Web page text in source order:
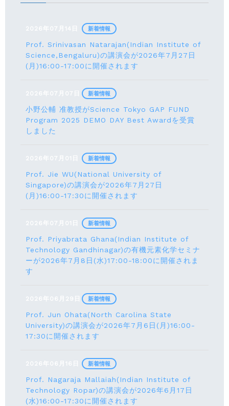
2026年07月14日
Prof. Srinivasan Natarajan(Indian Institute of
Science,Bengaluru)の講演会が2026年7月27⽇
(月)16:00-17:00に開催されます
新着情報
2026年07月07日
小野公輔 准教授がScience Tokyo GAP FUND
Program 2025 DEMO DAY Best Awardを受賞
しました
新着情報
2026年07月01日
Prof. Jie WU(National University of
Singapore)の講演会が2026年7月27日
(月)16:00-17:30に開催されます
新着情報
2026年07月01日
Prof. Priyabrata Ghana(Indian Institute of
Technology Gandhinagar)の有機元素化学セミナ
ーが2026年7月8日(水)17:00-18:00に開催されま
す
新着情報
2026年06月29日
Prof. Jun Ohata(North Carolina State
University)の講演会が2026年7月6日(月)16:00-
17:30に開催されます
新着情報
2026年06月16日
Prof. Nagaraja Mallaiah(Indian Institute of
Technology Ropar)の講演会が2026年6月17⽇
(水)16:00-17:30に開催されます
新着情報